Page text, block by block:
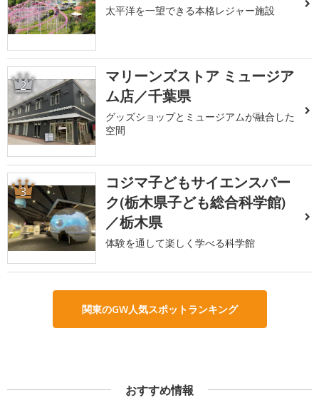
太平洋を一望できる本格レジャー施設
2
マリーンズストア ミュージア
ム店／千葉県
グッズショップとミュージアムが融合した
空間
3
コジマ子どもサイエンスパー
ク(栃木県子ども総合科学館)
／栃木県
体験を通して楽しく学べる科学館
関東のGW人気スポットランキング
おすすめ情報